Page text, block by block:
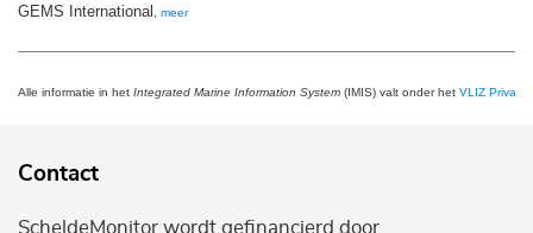
GEMS International meer
Alle informatie in het Integrated Marine Information System (IMIS) valt onder het VLIZ Privacy
Contact
ScheldeMonitor wordt gefinancierd door